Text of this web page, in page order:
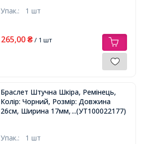
Упак.: 1 шт
265,00 ₴/ 1 шт
Браслет Штучна Шкіра, Ремінець,
Колір: Чорний, Розмір: Довжина
26см, Ширина 17мм,...(УТ100022177)
Упак.: 1 шт